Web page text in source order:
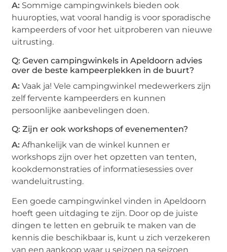
A: Sommige campingwinkels bieden ook
huuropties, wat vooral handig is voor sporadische
kampeerders of voor het uitproberen van nieuwe
uitrusting.
Q: Geven campingwinkels in Apeldoorn advies
over de beste kampeerplekken in de buurt?
A: Vaak ja! Vele campingwinkel medewerkers zijn
zelf fervente kampeerders en kunnen
persoonlijke aanbevelingen doen.
Q: Zijn er ook workshops of evenementen?
A: Afhankelijk van de winkel kunnen er
workshops zijn over het opzetten van tenten,
kookdemonstraties of informatiesessies over
wandeluitrusting.
Een goede campingwinkel vinden in Apeldoorn
hoeft geen uitdaging te zijn. Door op de juiste
dingen te letten en gebruik te maken van de
kennis die beschikbaar is, kunt u zich verzekeren
van een aankoop waar u seizoen na seizoen